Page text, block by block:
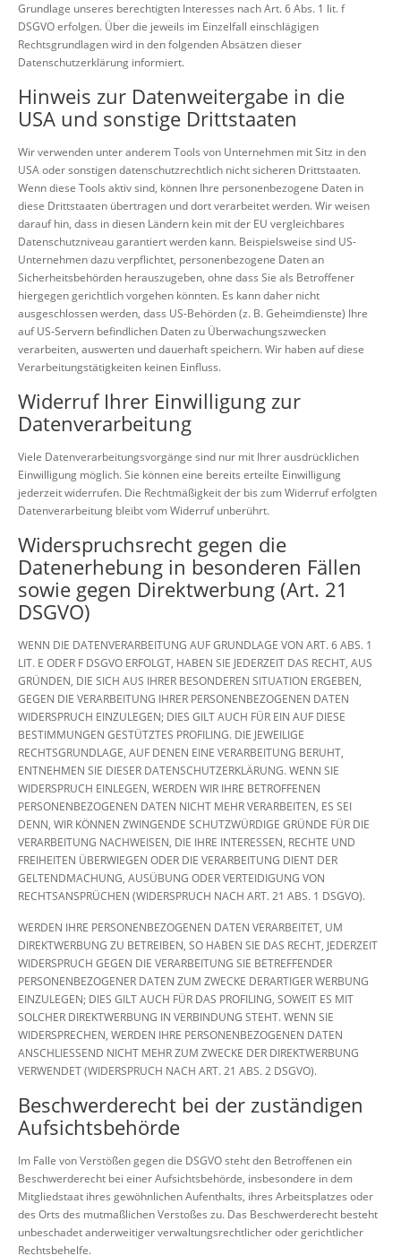
Grundlage unseres berechtigten Interesses nach Art. 6 Abs. 1 lit. f
DSGVO erfolgen. Über die jeweils im Einzelfall einschlägigen
Rechtsgrundlagen wird in den folgenden Absätzen dieser
Datenschutzerklärung informiert.
Hinweis zur Datenweitergabe in die
USA und sonstige Drittstaaten
Wir verwenden unter anderem Tools von Unternehmen mit Sitz in den
USA oder sonstigen datenschutzrechtlich nicht sicheren Drittstaaten.
Wenn diese Tools aktiv sind, können Ihre personenbezogene Daten in
diese Drittstaaten übertragen und dort verarbeitet werden. Wir weisen
darauf hin, dass in diesen Ländern kein mit der EU vergleichbares
Datenschutzniveau garantiert werden kann. Beispielsweise sind US-
Unternehmen dazu verpflichtet, personenbezogene Daten an
Sicherheitsbehörden herauszugeben, ohne dass Sie als Betroffener
hiergegen gerichtlich vorgehen könnten. Es kann daher nicht
ausgeschlossen werden, dass US-Behörden (z. B. Geheimdienste) Ihre
auf US-Servern befindlichen Daten zu Überwachungszwecken
verarbeiten, auswerten und dauerhaft speichern. Wir haben auf diese
Verarbeitungstätigkeiten keinen Einfluss.
Widerruf Ihrer Einwilligung zur
Datenverarbeitung
Viele Datenverarbeitungsvorgänge sind nur mit Ihrer ausdrücklichen
Einwilligung möglich. Sie können eine bereits erteilte Einwilligung
jederzeit widerrufen. Die Rechtmäßigkeit der bis zum Widerruf erfolgten
Datenverarbeitung bleibt vom Widerruf unberührt.
Widerspruchsrecht gegen die
Datenerhebung in besonderen Fällen
sowie gegen Direktwerbung (Art. 21
DSGVO)
WENN DIE DATENVERARBEITUNG AUF GRUNDLAGE VON ART. 6 ABS. 1
LIT. E ODER F DSGVO ERFOLGT, HABEN SIE JEDERZEIT DAS RECHT, AUS
GRÜNDEN, DIE SICH AUS IHRER BESONDEREN SITUATION ERGEBEN,
GEGEN DIE VERARBEITUNG IHRER PERSONENBEZOGENEN DATEN
WIDERSPRUCH EINZULEGEN; DIES GILT AUCH FÜR EIN AUF DIESE
BESTIMMUNGEN GESTÜTZTES PROFILING. DIE JEWEILIGE
RECHTSGRUNDLAGE, AUF DENEN EINE VERARBEITUNG BERUHT,
ENTNEHMEN SIE DIESER DATENSCHUTZERKLÄRUNG. WENN SIE
WIDERSPRUCH EINLEGEN, WERDEN WIR IHRE BETROFFENEN
PERSONENBEZOGENEN DATEN NICHT MEHR VERARBEITEN, ES SEI
DENN, WIR KÖNNEN ZWINGENDE SCHUTZWÜRDIGE GRÜNDE FÜR DIE
VERARBEITUNG NACHWEISEN, DIE IHRE INTERESSEN, RECHTE UND
FREIHEITEN ÜBERWIEGEN ODER DIE VERARBEITUNG DIENT DER
GELTENDMACHUNG, AUSÜBUNG ODER VERTEIDIGUNG VON
RECHTSANSPRÜCHEN (WIDERSPRUCH NACH ART. 21 ABS. 1 DSGVO).
WERDEN IHRE PERSONENBEZOGENEN DATEN VERARBEITET, UM
DIREKTWERBUNG ZU BETREIBEN, SO HABEN SIE DAS RECHT, JEDERZEIT
WIDERSPRUCH GEGEN DIE VERARBEITUNG SIE BETREFFENDER
PERSONENBEZOGENER DATEN ZUM ZWECKE DERARTIGER WERBUNG
EINZULEGEN; DIES GILT AUCH FÜR DAS PROFILING, SOWEIT ES MIT
SOLCHER DIREKTWERBUNG IN VERBINDUNG STEHT. WENN SIE
WIDERSPRECHEN, WERDEN IHRE PERSONENBEZOGENEN DATEN
ANSCHLIESSEND NICHT MEHR ZUM ZWECKE DER DIREKTWERBUNG
VERWENDET (WIDERSPRUCH NACH ART. 21 ABS. 2 DSGVO).
Beschwerde­recht bei der zuständigen
Aufsichts­behörde
Im Falle von Verstößen gegen die DSGVO steht den Betroffenen ein
Beschwerderecht bei einer Aufsichtsbehörde, insbesondere in dem
Mitgliedstaat ihres gewöhnlichen Aufenthalts, ihres Arbeitsplatzes oder
des Orts des mutmaßlichen Verstoßes zu. Das Beschwerderecht besteht
unbeschadet anderweitiger verwaltungsrechtlicher oder gerichtlicher
Rechtsbehelfe.